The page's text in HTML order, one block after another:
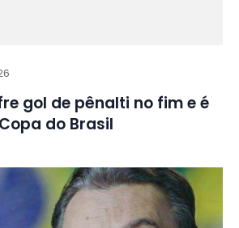
gol de pênalti no fim e é
do Brasil